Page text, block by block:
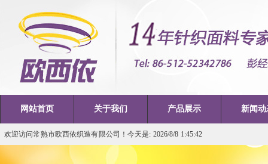
网站首页 关于我们 产品展示 新闻动
欢迎访问常熟市欧西依织造有限公司！今天是: 2026/8/8 1:45:42